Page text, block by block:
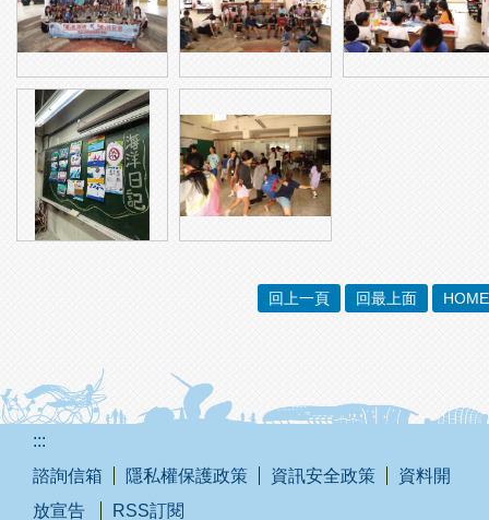
回上一頁 回最上面 HOME
:::
諮詢信箱
隱私權保護政策 資訊安全政策
資料開
放宣告
RSS訂閱